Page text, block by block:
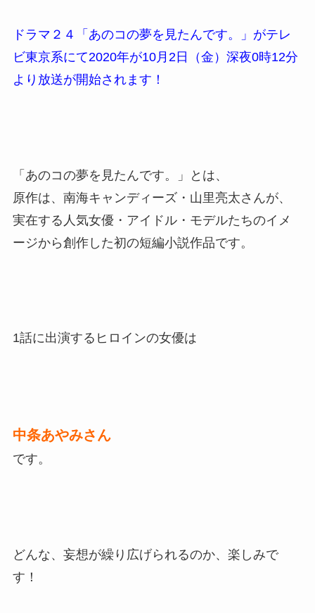
ドラマ２４「あのコの夢を見たんです。」がテレ
ビ東京系にて2020年が10月2日（金）深夜0時12分
より放送が開始されます！
「あのコの夢を見たんです。」とは、
原作は、南海キャンディーズ・山里亮太さんが、
実在する人気女優・アイドル・モデルたちのイメ
ージから創作した初の短編小説作品です。
1話に出演するヒロインの女優は
中条あやみさん
です。
どんな、妄想が繰り広げられるのか、楽しみで
す！